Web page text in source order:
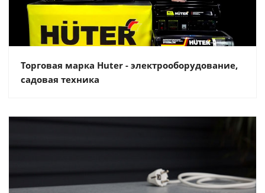
Торговая марка Huter - электрооборудование,
садовая техника